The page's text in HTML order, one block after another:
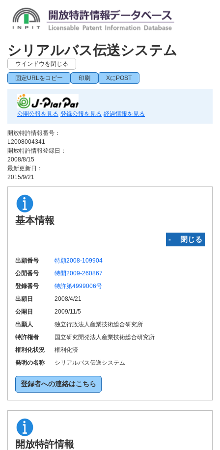
シリアルバス伝送システム
ウインドウを閉じる
固定URLをコピー 印刷 XにPOST
公開公報を見る 登録公報を見る 経過情報を見る
開放特許情報番号：
L2008004341
開放特許情報登録日：
2008/8/15
最新更新日：
2015/9/21
基本情報
‐ 閉じる
出願番号
特願2008-109904
公開番号
特開2009-260867
登録番号
特許第4999006号
出願日
2008/4/21
公開日
2009/11/5
出願人
独立行政法人産業技術総合研究所
特許権者
国立研究開発法人産業技術総合研究所
権利化状況
権利化済
発明の名称
シリアルバス伝送システム
登録者への連絡はこちら
開放特許情報